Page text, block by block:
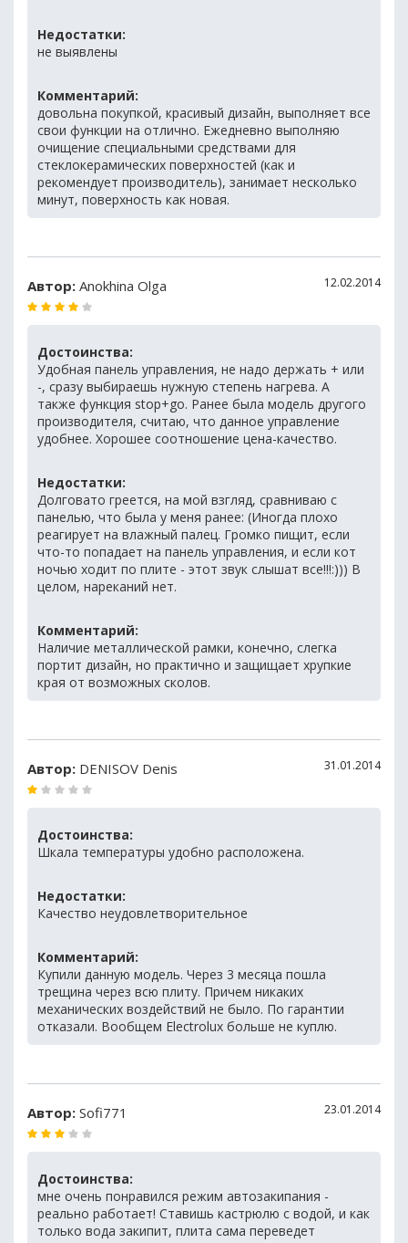
Недостатки:
не выявлены
Комментарий:
довольна покупкой, красивый дизайн, выполняет все
свои функции на отлично. Ежедневно выполняю
очищение специальными средствами для
стеклокерамических поверхностей (как и
рекомендует производитель), занимает несколько
минут, поверхность как новая.
Автор: Anokhina Olga 12.02.2014
Достоинства:
Удобная панель управления, не надо держать + или
-, сразу выбираешь нужную степень нагрева. А
также функция stop+go. Ранее была модель другого
производителя, считаю, что данное управление
удобнее. Хорошее соотношение цена-качество.
Недостатки:
Долговато греется, на мой взгляд, сравниваю с
панелью, что была у меня ранее: (Иногда плохо
реагирует на влажный палец. Громко пищит, если
что-то попадает на панель управления, и если кот
ночью ходит по плите - этот звук слышат все!!!:))) В
целом, нареканий нет.
Комментарий:
Наличие металлической рамки, конечно, слегка
портит дизайн, но практично и защищает хрупкие
края от возможных сколов.
Автор: DENISOV Denis 31.01.2014
Достоинства:
Шкала температуры удобно расположена.
Недостатки:
Качество неудовлетворительное
Комментарий:
Купили данную модель. Через 3 месяца пошла
трещина через всю плиту. Причем никаких
механических воздействий не было. По гарантии
отказали. Вообщем Electrolux больше не куплю.
Автор: Sofi771 23.01.2014
Достоинства:
мне очень понравился режим автозакипания -
реально работает! Ставишь кастрюлю с водой, и как
только вода закипит, плита сама переведет